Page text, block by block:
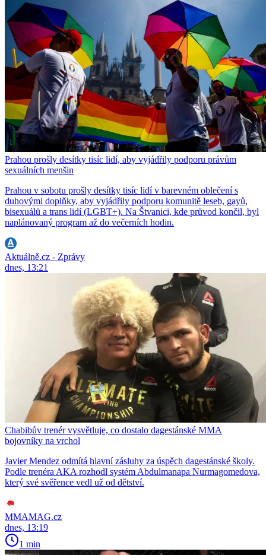
Prahou prošly desítky tisíc lidí, aby vyjádřily podporu právům
sexuálních menšin
Prahou v sobotu prošly desítky tisíc lidí v barevném oblečení s
duhovými doplňky, aby vyjádřily podporu komunitě leseb, gayů,
bisexuálů a trans lidí (LGBT+). Na Štvanici, kde průvod končil, byl
naplánovaný program až do večerních hodin.
Aktuálně.cz - Zprávy
dnes, 13:21
Chabibův trenér vysvětluje, co dostalo dagestánské MMA
bojovníky na vrchol
Javier Mendez odmítá hlavní zásluhy za úspěch dagestánské školy.
Podle trenéra AKA rozhodl systém Abdulmanapa Nurmagomedova,
který své svěřence vedl už od dětství.
MMAMAG.cz
dnes, 13:19
1 min